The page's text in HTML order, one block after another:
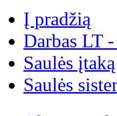
Į pradžią
Darbas LT
Saulės įtaką
Saulės